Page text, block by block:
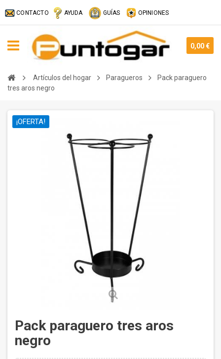
CONTACTO AYUDA GUÍAS OPINIONES
0,00 €
Artículos del hogar Paragueros
Pack paraguero
tres aros negro
¡OFERTA!
Pack paraguero tres aros
negro